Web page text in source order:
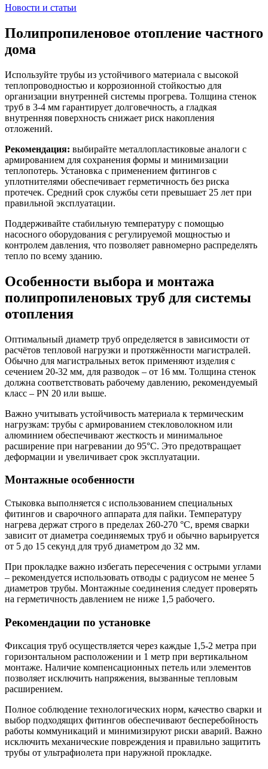
Новости и статьи
Полипропиленовое отопление частного
дома
Используйте трубы из устойчивого материала с высокой
теплопроводностью и коррозионной стойкостью для
организации внутренней системы прогрева. Толщина стенок
труб в 3-4 мм гарантирует долговечность, а гладкая
внутренняя поверхность снижает риск накопления
отложений.
Рекомендация: выбирайте металлопластиковые аналоги с
армированием для сохранения формы и минимизации
теплопотерь. Установка с применением фитингов с
уплотнителями обеспечивает герметичность без риска
протечек. Средний срок службы сети превышает 25 лет при
правильной эксплуатации.
Поддерживайте стабильную температуру с помощью
насосного оборудования с регулируемой мощностью и
контролем давления, что позволяет равномерно распределять
тепло по всему зданию.
Особенности выбора и монтажа
полипропиленовых труб для системы
отопления
Оптимальный диаметр труб определяется в зависимости от
расчётов тепловой нагрузки и протяжённости магистралей.
Обычно для магистральных веток применяют изделия с
сечением 20-32 мм, для разводок – от 16 мм. Толщина стенок
должна соответствовать рабочему давлению, рекомендуемый
класс – PN 20 или выше.
Важно учитывать устойчивость материала к термическим
нагрузкам: трубы с армированием стекловолокном или
алюминием обеспечивают жесткость и минимальное
расширение при нагревании до 95°C. Это предотвращает
деформации и увеличивает срок эксплуатации.
Монтажные особенности
Стыковка выполняется с использованием специальных
фитингов и сварочного аппарата для пайки. Температуру
нагрева держат строго в пределах 260-270 °С, время сварки
зависит от диаметра соединяемых труб и обычно варьируется
от 5 до 15 секунд для труб диаметром до 32 мм.
При прокладке важно избегать пересечения с острыми углами
– рекомендуется использовать отводы с радиусом не менее 5
диаметров трубы. Монтажные соединения следует проверять
на герметичность давлением не ниже 1,5 рабочего.
Рекомендации по установке
Фиксация труб осуществляется через каждые 1,5-2 метра при
горизонтальном расположении и 1 метр при вертикальном
монтаже. Наличие компенсационных петель или элементов
позволяет исключить напряжения, вызванные тепловым
расширением.
Полное соблюдение технологических норм, качество сварки и
выбор подходящих фитингов обеспечивают бесперебойность
работы коммуникаций и минимизируют риски аварий. Важно
исключить механические повреждения и правильно защитить
трубы от ультрафиолета при наружной прокладке.